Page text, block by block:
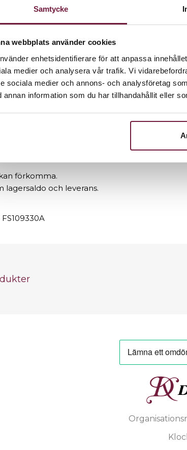
Samtycke
webbplats använder cookies
enhetsidentifierare för att anpassa
medier och analysera vår trafik. Vi
sociala medier och annons- och analysföretag
annan information som du har tillhandahållit eller
i svart som kommer med 2 låsbara luckor, 4
som garanterar lång livslängd. Bordet
i delar för självmontering.
förkomma.
lagersaldo och leverans.
FS109330A